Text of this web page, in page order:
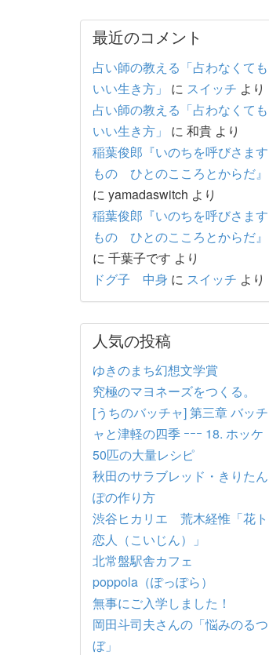
最近のコメント
占い師の教える「占わなくても
いい生き方」
に スイッチ より
占い師の教える「占わなくても
いい生き方」
に 和貴 より
稲葉俊郎『いのちを呼びさます
もの ひとのこころとからだ』
に yamadaswitch より
稲葉俊郎『いのちを呼びさます
もの ひとのこころとからだ』
に 千葉子です より
ドグ子 中身 に スイッチ より
人気の投稿
ゆきのまち幻想文学賞
究極のマヨネーズをつくる。
[うちのバッチャ] 第三章 バッチ
ャと津軽の四季 ｰｰｰ 18. ホッケ
50匹の大量レシピ
秋田のサラブレッド・きりたん
ぽの作り方
渋谷ヒカリエ 荒木経惟「花ト
恋人（こいじん）」
北常盤駅舎カフェ
poppola（ぽっぽら）
無事にご入学しました！
岡田斗司夫さんの「悩みのるつ
ぼ」